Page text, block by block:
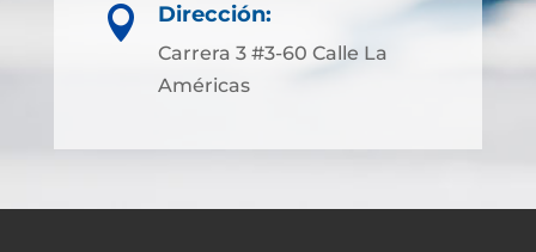
 Dirección:
Carrera 3 #3-60 Calle La
Américas